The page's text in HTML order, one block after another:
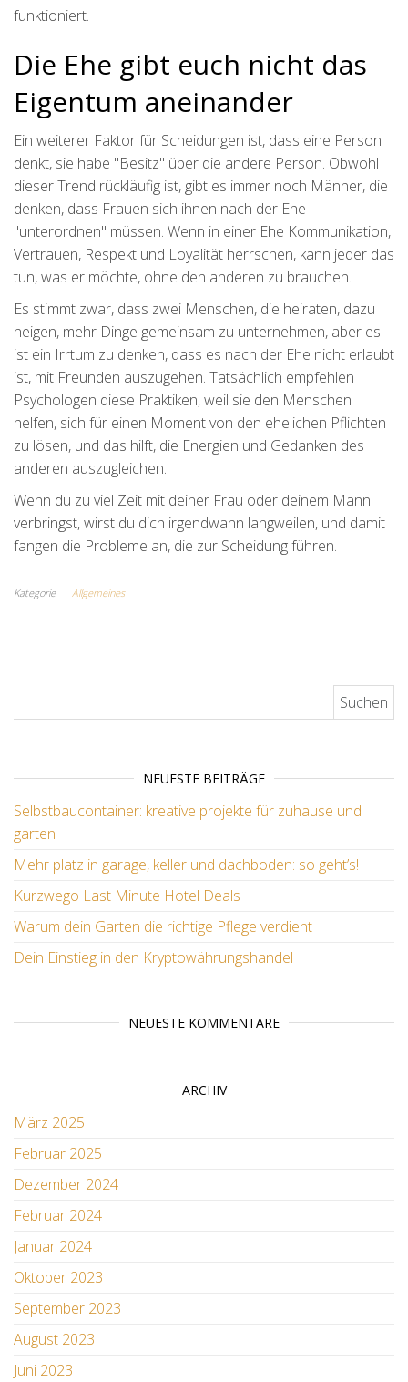
funktioniert.
Die Ehe gibt euch nicht das
Eigentum aneinander
Ein weiterer Faktor für Scheidungen ist, dass eine Person
denkt, sie habe "Besitz" über die andere Person. Obwohl
dieser Trend rückläufig ist, gibt es immer noch Männer, die
denken, dass Frauen sich ihnen nach der Ehe
"unterordnen" müssen. Wenn in einer Ehe Kommunikation,
Vertrauen, Respekt und Loyalität herrschen, kann jeder das
tun, was er möchte, ohne den anderen zu brauchen.
Es stimmt zwar, dass zwei Menschen, die heiraten, dazu
neigen, mehr Dinge gemeinsam zu unternehmen, aber es
ist ein Irrtum zu denken, dass es nach der Ehe nicht erlaubt
ist, mit Freunden auszugehen. Tatsächlich empfehlen
Psychologen diese Praktiken, weil sie den Menschen
helfen, sich für einen Moment von den ehelichen Pflichten
zu lösen, und das hilft, die Energien und Gedanken des
anderen auszugleichen.
Wenn du zu viel Zeit mit deiner Frau oder deinem Mann
verbringst, wirst du dich irgendwann langweilen, und damit
fangen die Probleme an, die zur Scheidung führen.
Kategorie Allgemeines
NEUESTE BEITRÄGE
Selbstbaucontainer: kreative projekte für zuhause und
garten
Mehr platz in garage, keller und dachboden: so geht’s!
Kurzwego Last Minute Hotel Deals
Warum dein Garten die richtige Pflege verdient
Dein Einstieg in den Kryptowährungshandel
NEUESTE KOMMENTARE
ARCHIV
März 2025
Februar 2025
Dezember 2024
Februar 2024
Januar 2024
Oktober 2023
September 2023
August 2023
Juni 2023